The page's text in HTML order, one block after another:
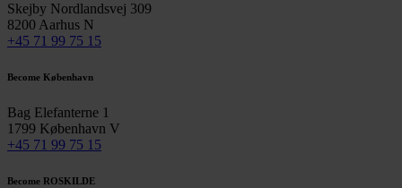
Skejby Nordlandsvej 309
8200 Aarhus N
+45 71 99 75 15
Become København
Bag Elefanterne 1
1799 København V
+45 71 99 75 15
Become ROSKILDE